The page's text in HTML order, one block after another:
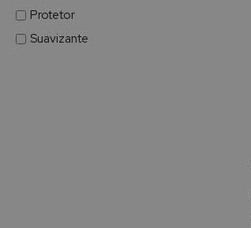
Protetor
Suavizante